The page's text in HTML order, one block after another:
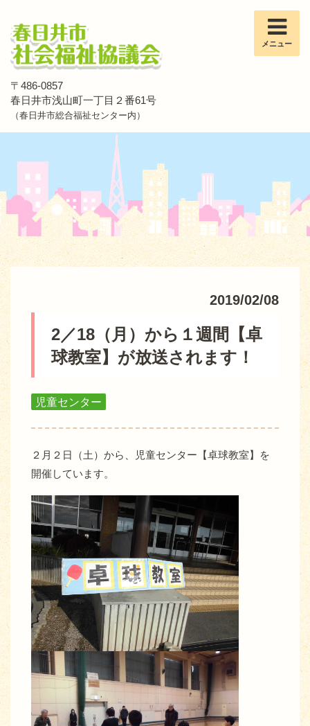
〒486-0857
春日井市浅山町一丁目２番61号
（春日井市総合福祉センター内）
メニュー
2019/02/08
2／18（月）から１週間【卓
球教室】が放送されます！
児童センター
２月２日（土）から、児童センター【卓球教室】を
開催しています。